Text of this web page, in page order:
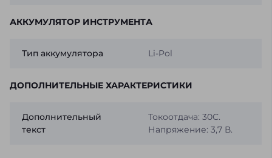
АККУМУЛЯТОР ИНСТРУМЕНТА
Тип аккумулятора Li-Pol
ДОПОЛНИТЕЛЬНЫЕ ХАРАКТЕРИСТИКИ
Дополнительный
текст
Токоотдача: 30С.
Напряжение: 3,7 В.